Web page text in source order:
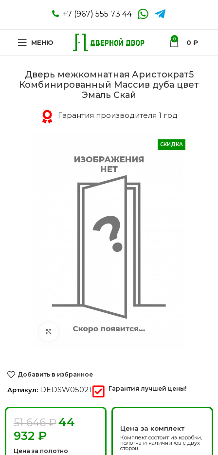
+7 (967) 555 73 44
МЕНЮ 0 0 ₽
Дверь межкомнатная Аристократ5
Комбинированный Массив дуба цвет
Эмаль Скай
Гарантия производителя 1 год
СКИДКА
Нажмите, чтобы увеличить
Добавить в избранное
Артикул: DEDSW05021 Гарантия лучшей цены!
51 646₽44
932 ₽
Цена за полотно
Цена за комплект
Комплект состоит из коробки,
полотна и наличников с двух
сторон.